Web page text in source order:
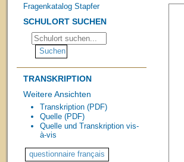
Fragenkatalog Stapfer
SCHULORT SUCHEN
TRANSKRIPTION
Weitere Ansichten
Transkription (PDF)
Quelle (PDF)
Quelle und Transkription vis-
à-vis